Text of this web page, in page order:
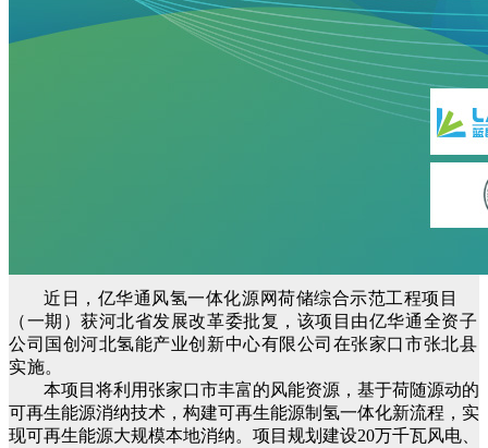
近日，亿华通风氢一体化源网荷储综合示范工程项目
（一期）获河北省发展改革委批复，该项目由亿华通全资子
公司国创河北氢能产业创新中心有限公司在张家口市张北县
实施。
本项目将利用张家口市丰富的风能资源，基于荷随源动的
可再生能源消纳技术，构建可再生能源制氢一体化新流程，实
现可再生能源大规模本地消纳。项目规划建设20万千瓦风电、